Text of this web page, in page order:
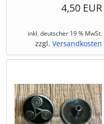
4,50 EUR
inkl. deutscher 19 % MwSt.
zzgl. Versandkosten